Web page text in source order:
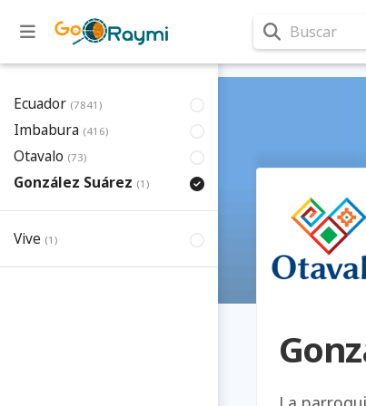
Buscar
Ecuador (7841)
Imbabura (416)
Otavalo (73)
González Suárez (1)
Vive (1)